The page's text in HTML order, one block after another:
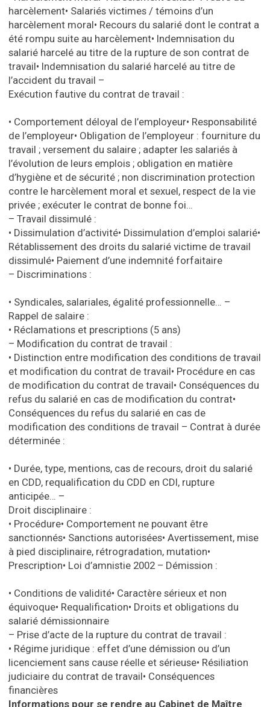
harcèlement• Salariés victimes / témoins d’un
harcèlement moral• Recours du salarié dont le contrat a
été rompu suite au harcèlement• Indemnisation du
salarié harcelé au titre de la rupture de son contrat de
travail• Indemnisation du salarié harcelé au titre de
l’accident du travail –
Exécution fautive du contrat de travail :
• Comportement déloyal de l’employeur• Responsabilité
de l’employeur• Obligation de l’employeur : fourniture du
travail ; versement du salaire ; adapter les salariés à
l’évolution de leurs emplois ; obligation en matière
d’hygiène et de sécurité ; non discrimination protection
contre le harcèlement moral et sexuel, respect de la vie
privée ; exécuter le contrat de bonne foi…
– Travail dissimulé :
• Dissimulation d’activité• Dissimulation d’emploi salarié•
Rétablissement des droits du salarié victime de travail
dissimulé• Paiement d’une indemnité forfaitaire
– Discriminations :
• Syndicales, salariales, égalité professionnelle… –
Rappel de salaire :
• Réclamations et prescriptions (5 ans)
– Modification du contrat de travail :
• Distinction entre modification des conditions de travail
et modification du contrat de travail• Procédure en cas
de modification du contrat de travail• Conséquences du
refus du salarié en cas de modification du contrat•
Conséquences du refus du salarié en cas de
modification des conditions de travail – Contrat à durée
déterminée :
• Durée, type, mentions, cas de recours, droit du salarié
en CDD, requalification du CDD en CDI, rupture
anticipée… –
Droit disciplinaire :
• Procédure• Comportement ne pouvant être
sanctionnés• Sanctions autorisées• Avertissement, mise
à pied disciplinaire, rétrogradation, mutation•
Prescription• Loi d’amnistie 2002 – Démission :
• Conditions de validité• Caractère sérieux et non
équivoque• Requalification• Droits et obligations du
salarié démissionnaire
– Prise d’acte de la rupture du contrat de travail :
• Régime juridique : effet d’une démission ou d’un
licenciement sans cause réelle et sérieuse• Résiliation
judiciaire du contrat de travail• Conséquences
financières
Informations pour se rendre au Cabinet de Maître